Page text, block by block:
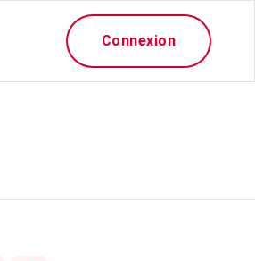
Connexion